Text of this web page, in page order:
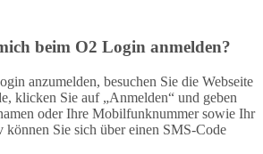
beim O2 Login anmelden?
anzumelden, besuchen Sie die Webseite
klicken Sie auf „Anmelden“ und geben
oder Ihre Mobilfunknummer sowie Ihr
können Sie sich über einen SMS-Code